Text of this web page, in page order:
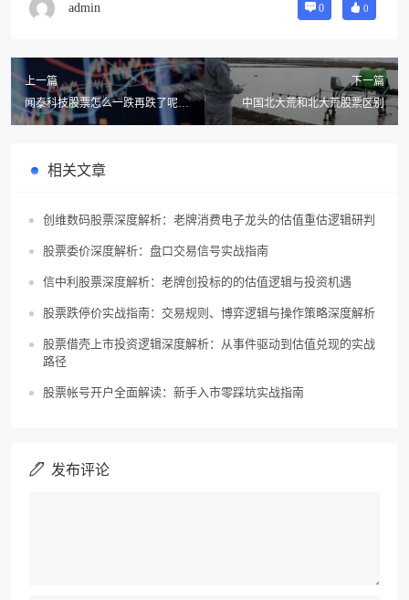
admin 0 0
上一篇
闻泰科技股票怎么一跌再跌了呢?
闻泰科技股票(闻泰科技股票最新
下一篇
中国北大荒和北大荒股票区别
相关文章
创维数码股票深度解析：老牌消费电子龙头的估值重估逻辑研判
股票委价深度解析：盘口交易信号实战指南
信中利股票深度解析：老牌创投标的的估值逻辑与投资机遇
股票跌停价实战指南：交易规则、博弈逻辑与操作策略深度解析
股票借壳上市投资逻辑深度解析：从事件驱动到估值兑现的实战
路径
股票帐号开户全面解读：新手入市零踩坑实战指南
发布评论